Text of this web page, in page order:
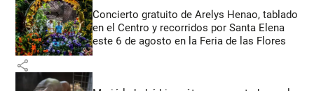
Concierto gratuito de Arelys Henao, tablado
en el Centro y recorridos por Santa Elena
este 6 de agosto en la Feria de las Flores
share